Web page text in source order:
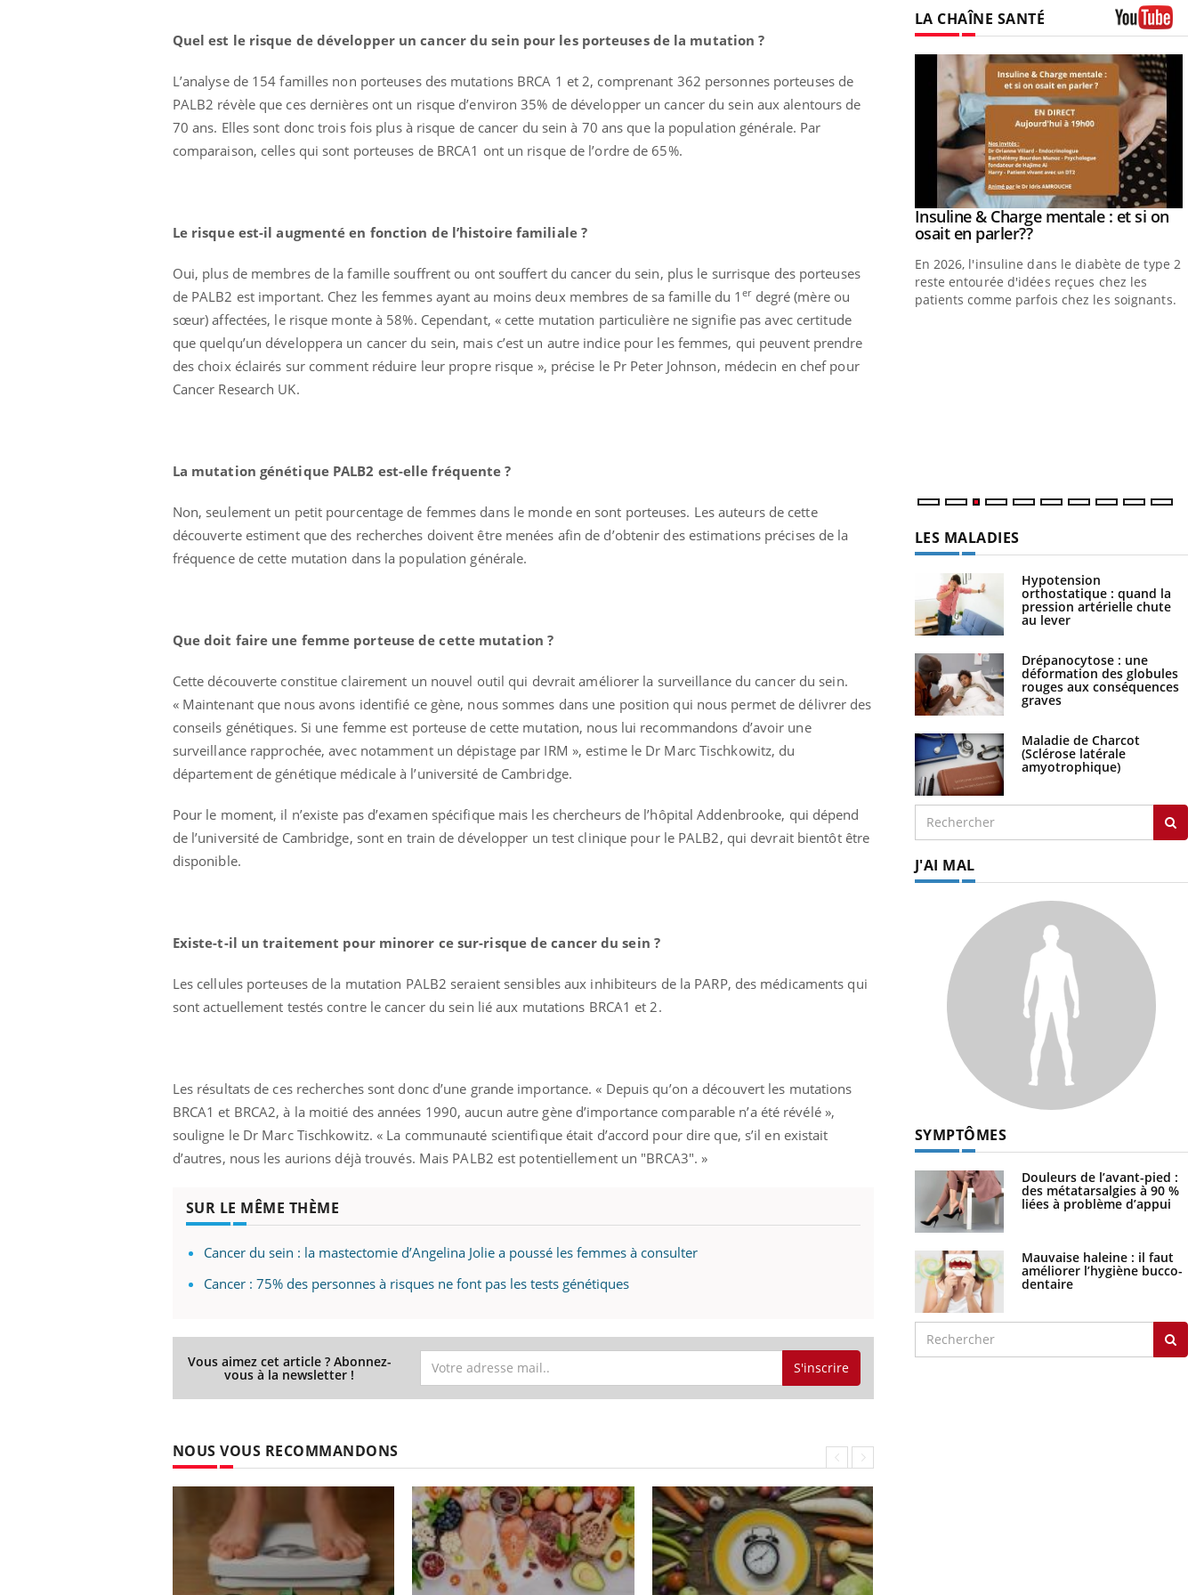
Quel est le risque de développer un cancer du sein pour les porteuses de la mutation ?
L’analyse de 154 familles non porteuses des mutations BRCA 1 et 2, comprenant 362 personnes porteuses de
PALB2 révèle que ces dernières ont un risque d’environ 35% de développer un cancer du sein aux alentours de
70 ans. Elles sont donc trois fois plus à risque de cancer du sein à 70 ans que la population générale. Par
comparaison, celles qui sont porteuses de BRCA1 ont un risque de l’ordre de 65%.
Le risque est-il augmenté en fonction de l’histoire familiale ?
Oui, plus de membres de la famille souffrent ou ont souffert du cancer du sein, plus le surrisque des porteuses
de PALB2 est important. Chez les femmes ayant au moins deux membres de sa famille du 1erdegré (mère ou
sœur) affectées, le risque monte à 58%. Cependant, « cette mutation particulière ne signifie pas avec certitude
que quelqu’un développera un cancer du sein, mais c’est un autre indice pour les femmes, qui peuvent prendre
des choix éclairés sur comment réduire leur propre risque », précise le Pr Peter Johnson, médecin en chef pour
Cancer Research UK.
La mutation génétique PALB2 est-elle fréquente ?
Non, seulement un petit pourcentage de femmes dans le monde en sont porteuses. Les auteurs de cette
découverte estiment que des recherches doivent être menées afin de d’obtenir des estimations précises de la
fréquence de cette mutation dans la population générale.
Que doit faire une femme porteuse de cette mutation ?
Cette découverte constitue clairement un nouvel outil qui devrait améliorer la surveillance du cancer du sein.
« Maintenant que nous avons identifié ce gène, nous sommes dans une position qui nous permet de délivrer des
conseils génétiques. Si une femme est porteuse de cette mutation, nous lui recommandons d’avoir une
surveillance rapprochée, avec notamment un dépistage par IRM », estime le Dr Marc Tischkowitz, du
département de génétique médicale à l’université de Cambridge.
Pour le moment, il n’existe pas d’examen spécifique mais les chercheurs de l’hôpital Addenbrooke, qui dépend
de l’université de Cambridge, sont en train de développer un test clinique pour le PALB2, qui devrait bientôt être
disponible.
Existe-t-il un traitement pour minorer ce sur-risque de cancer du sein ?
Les cellules porteuses de la mutation PALB2 seraient sensibles aux inhibiteurs de la PARP, des médicaments qui
sont actuellement testés contre le cancer du sein lié aux mutations BRCA1 et 2.
Les résultats de ces recherches sont donc d’une grande importance. « Depuis qu’on a découvert les mutations
BRCA1 et BRCA2, à la moitié des années 1990, aucun autre gène d’importance comparable n’a été révélé »,
souligne le Dr Marc Tischkowitz. « La communauté scientifique était d’accord pour dire que, s’il en existait
d’autres, nous les aurions déjà trouvés. Mais PALB2 est potentiellement un "BRCA3". »
SUR LE MÊME THÈME
Cancer du sein : la mastectomie d’Angelina Jolie a poussé les femmes à consulter
Cancer : 75% des personnes à risques ne font pas les tests génétiques
Vous aimez cet article ? Abonnez-
vous à la newsletter ! S'inscrire
NOUS VOUS RECOMMANDONS
LA CHAÎNE SANTÉ
expliquer ma maladieYoutube
Il y a des sujets qui sont faciles à aborder...
d'autres non ! D'un côté, poser des questions
sur la maladie d'un proche c'est montrer ...
prévenir Youtube
Fatigue, irritabilité, brouillard mental ou
même alopécie… Les symptômes de la
carence en fer sont multiples ce qui la rend
...
Youtube
Insuline & Charge mentale : et si on
osait en parler??Youtube
En 2026, l'insuline dans le diabète de type 2
reste entourée d'idées reçues chez les
patients comme parfois chez les soignants.
LES MALADIES
Hypotension
orthostatique : quand la
pression artérielle chute
au lever
Drépanocytose : une
déformation des globules
rouges aux conséquences
graves
Maladie de Charcot
(Sclérose latérale
amyotrophique)
J'AI MAL
SYMPTÔMES
Douleurs de l’avant-pied :
des métatarsalgies à 90 %
liées à problème d’appui
Mauvaise haleine : il faut
améliorer l’hygiène bucco-
dentaire